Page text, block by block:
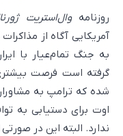
روزنامهوال‌استریت
آمریکایی آگاه از
به جنگ تمام‌عیار با
گرفته است فرصت
اوت برای دستیابی به
ندارد. البته این در